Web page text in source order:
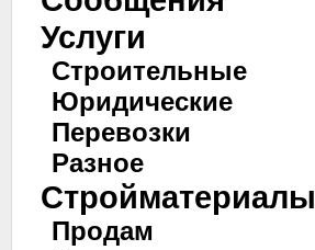
Услуги
Строительные
Юридические
Перевозки
Разное
Стройматериалы
Продам